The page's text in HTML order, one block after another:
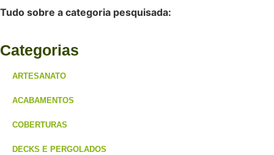
Tudo sobre a categoria pesquisada:
Categorias
ARTESANATO
ACABAMENTOS
COBERTURAS
DECKS E PERGOLADOS